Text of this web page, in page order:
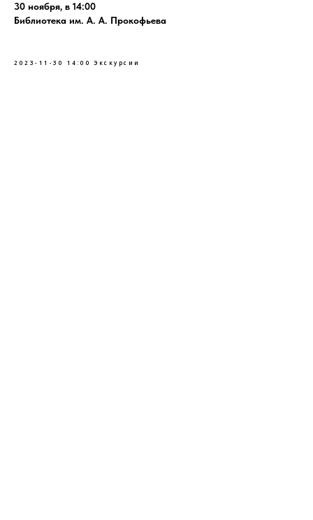
30 ноября, в 14:00
Библиотека им. А. А. Прокофьева
2023-11-30 14:00 Экскурсии